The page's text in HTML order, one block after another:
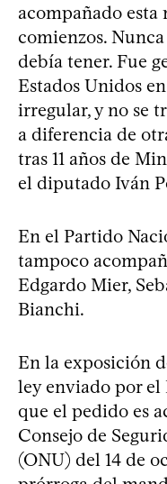
acompañado esta
comienzos.
debía tener. Fue
Estados Unidos
irregular, y no se
a diferencia de
tras 11 años de
el diputado Iván
En el Partido
tampoco
Edgardo Mier,
Bianchi.
En la exposición
ley enviado por
que el pedido es
Consejo de
(ONU) del 14 de